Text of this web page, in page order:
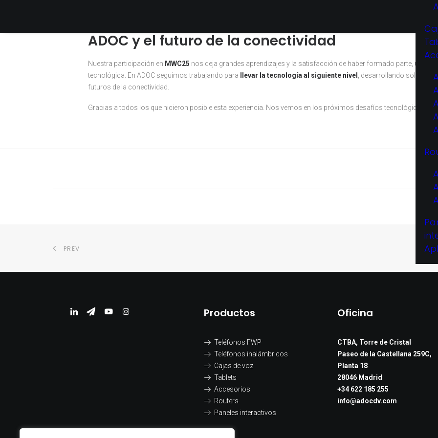
ADOC y el futuro de la conectividad
Nuestra participación en MWC25 nos deja grandes aprendizajes y la satisfacción de haber formado parte, una
tecnológica. En ADOC seguimos trabajando para
llevar la tecnología al siguiente nivel
, desarrollando
futuros de la conectividad.
Gracias a todos los que hicieron posible esta experiencia. Nos vemos en los próximos desafíos tecnológicos.
PREV
Productos
Teléfonos FWP
Teléfonos inalámbricos
Cajas de voz
Tablets
Accesorios
Routers
Paneles interactivos
Oficina
CTBA, Torre de Cristal
Paseo de la Castellana 259C,
Planta 18
28046 Madrid
+34 622 185 255
info@adocdv.com